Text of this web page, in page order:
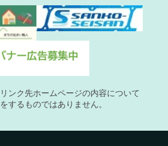
ンク先ホームページの内容について
するものではありません。